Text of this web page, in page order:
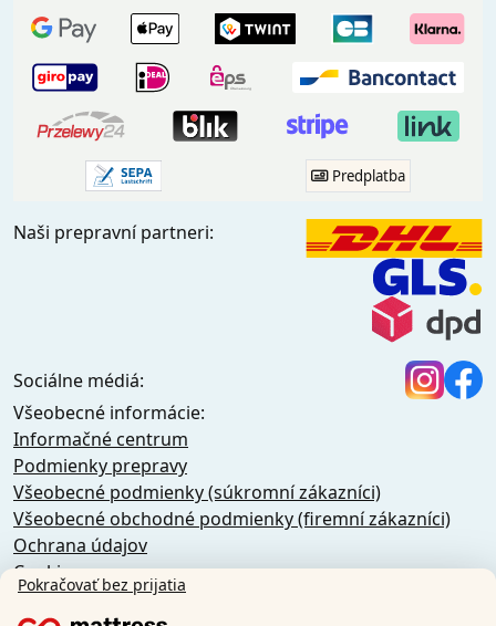
Predplatba
Naši prepravní partneri:
Sociálne médiá:
Všeobecné informácie:
Informačné centrum
Podmienky prepravy
Všeobecné podmienky (súkromní zákazníci)
Všeobecné obchodné podmienky (firemní zákazníci)
Ochrana údajov
Cookies
Zásady zrušenia
Pokračovať bez prijatia